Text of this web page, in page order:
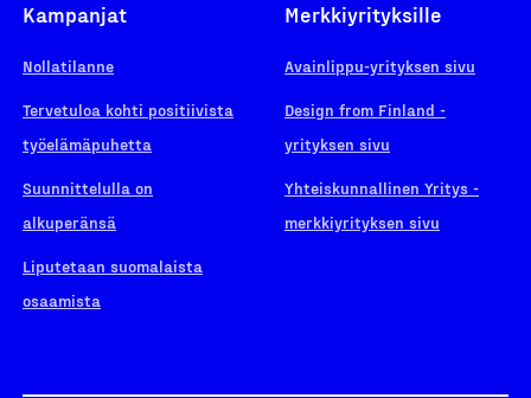
Kampanjat
Nollatilanne
Tervetuloa kohti positiivista
työelämäpuhetta
Suunnittelulla on
alkuperänsä
Liputetaan suomalaista
osaamista
Merkkiyrityksille
Avainlippu-yrityksen sivu
Design from Finland -
yrityksen sivu
Yhteiskunnallinen Yritys -
merkkiyrityksen sivu